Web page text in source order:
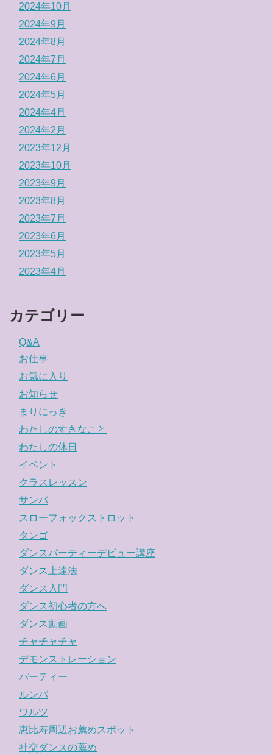
2024年10月
2024年9月
2024年8月
2024年7月
2024年6月
2024年5月
2024年4月
2024年2月
2023年12月
2023年10月
2023年9月
2023年8月
2023年7月
2023年6月
2023年5月
2023年4月
カテゴリー
Q&A
お仕事
お気に入り
お知らせ
まりにっき
わたしのすきなこと
わたしの休日
イベント
クラスレッスン
サンバ
スローフォックストロット
タンゴ
ダンスパーティーデビュー講座
ダンス上達法
ダンス入門
ダンス初心者の方へ
ダンス動画
チャチャチャ
デモンストレーション
パーティー
ルンバ
ワルツ
恵比寿周辺お薦めスポット
社交ダンスの薦め